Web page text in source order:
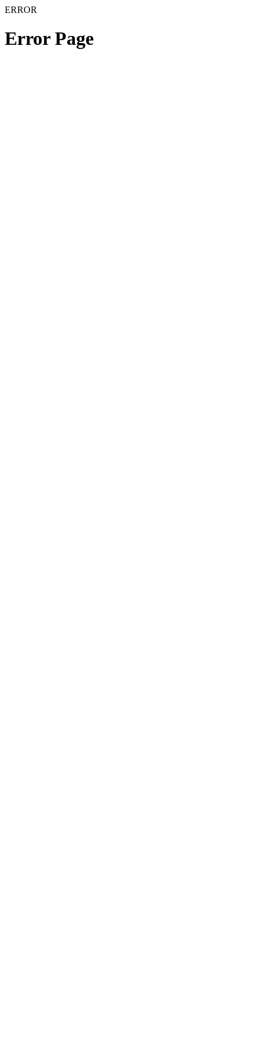
ERROR
Error Page